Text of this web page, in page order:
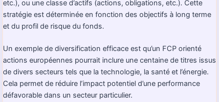
etc.), ou une classe d’actifs (actions, obligations, etc.). Cette
stratégie est déterminée en fonction des objectifs à long terme
et du profil de risque du fonds.
Un exemple de diversification efficace est qu’un FCP orienté
actions européennes pourrait inclure une centaine de titres issus
de divers secteurs tels que la technologie, la santé et l’énergie.
Cela permet de réduire l’impact potentiel d’une performance
défavorable dans un secteur particulier.